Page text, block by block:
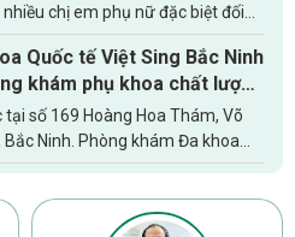
nhiều chị em phụ nữ đặc biệt đối
nữ trong độ tuổi sinh sản. Bệnh
tưởng chừng như đơn giản
không được khám...
Quốc tế Việt Sing Bắc Ninh
khám phụ khoa chất lượng
cậy của chị em
tại số 169 Hoàng Hoa Thám, Võ
Bắc Ninh. Phòng khám Đa khoa
Việt Sing Bắc Ninh đã và đang là
sản, điều trị các...